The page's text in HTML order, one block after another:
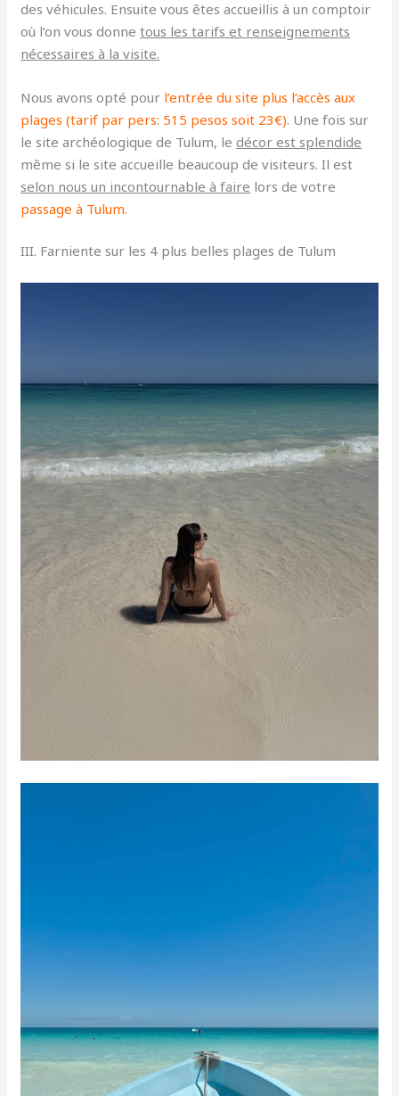
des véhicules. Ensuite vous êtes accueillis à un comptoir
où l’on vous donnetous les tarifs et renseignements
nécessaires à la visite.
Nous avons opté pour l’entrée du site plus l’accès aux
plages (tarif par pers: 515 pesos soit 23€). Une fois sur
le site archéologique de Tulum, ledécor est splendide
même si le site accueille beaucoup de visiteurs. Il est
selon nous un incontournable à faire lors de votre
passage à Tulum.
III. Farniente sur les 4 plus belles plages de Tulum